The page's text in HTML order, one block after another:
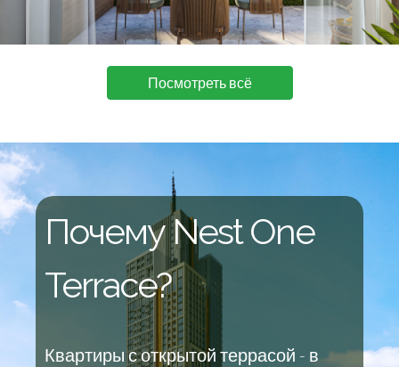
Посмотреть всё
Почему Nest One
Terrace?
Квартиры с открытой террасой - в